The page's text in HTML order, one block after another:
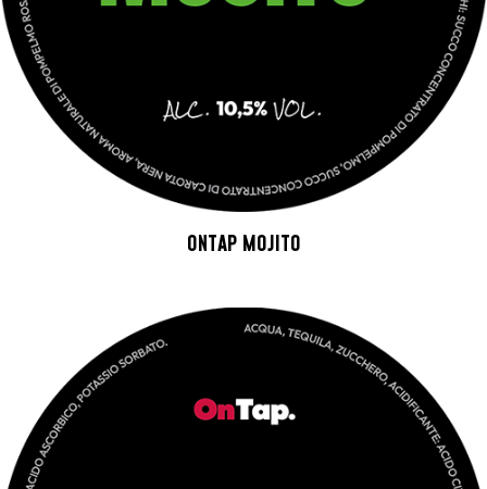
ONTAP MOJITO